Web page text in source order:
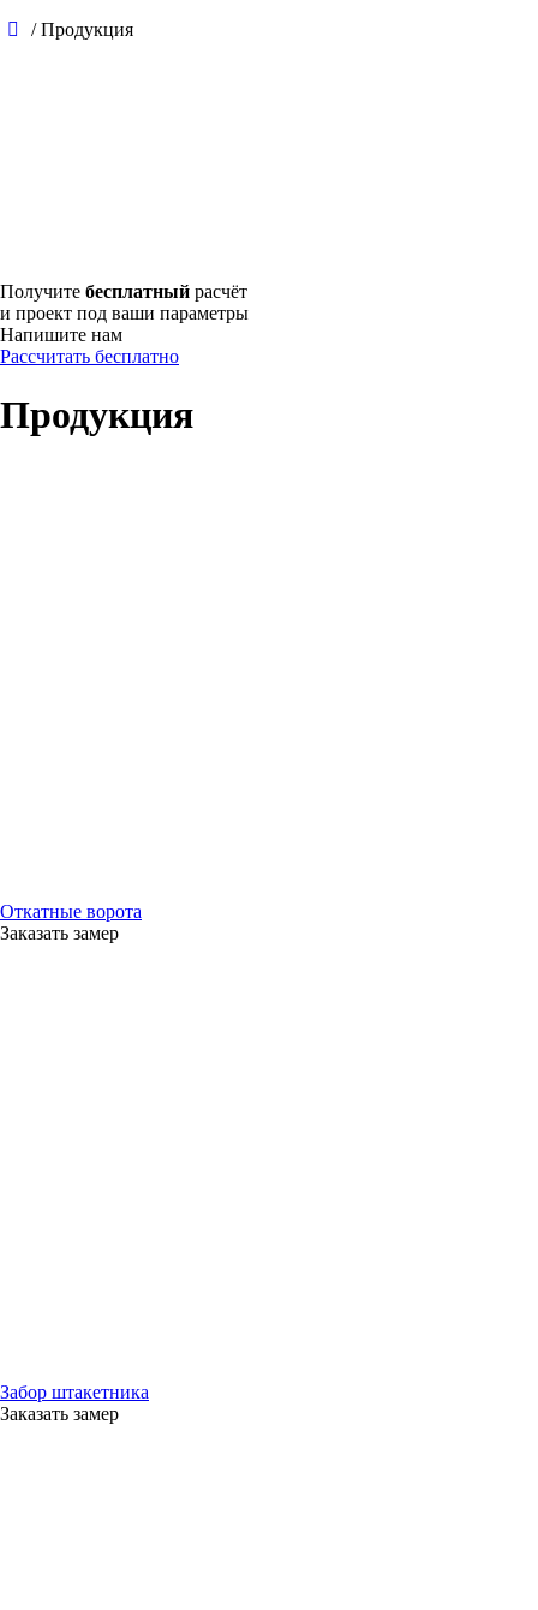
/ Продукция
Получите бесплатный расчёт
и проект под ваши параметры
Напишите нам
Рассчитать бесплатно
Продукция
Откатные ворота
Заказать замер
Забор штакетника
Заказать замер